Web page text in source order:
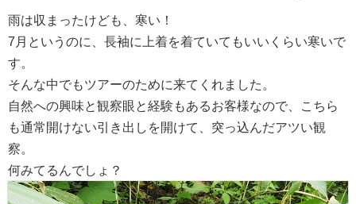
雨は収まったけども、寒い！
7月というのに、長袖に上着を着ていてもいいくらい寒いで
す。
そんな中でもツアーのために来てくれました。
自然への興味と観察眼と経験もあるお客様なので、こちら
も通常開けない引き出しを開けて、突っ込んだアツい観
察。
何みてるんでしょ？